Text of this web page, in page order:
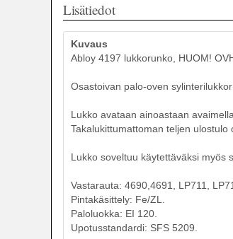
Lisätiedot
Kuvaus
Abloy 4197 lukkorunko, HUOM!
Osastoivan palo-oven
Lukko avataan ainoastaan
Takalukittumattoman teljen ulostulo
Lukko soveltuu käytettäväksi myös
Vastarauta: 4690,4691, LP711,
Pintakäsittely: Fe/ZL.
Paloluokka: EI 120.
Upotusstandardi: SFS 5209.